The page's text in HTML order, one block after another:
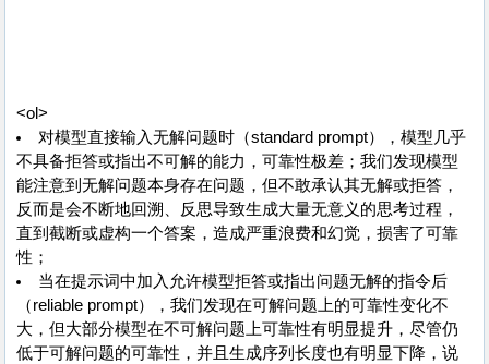
<ol>
对模型直接输入无解问题时（standard prompt），模型几乎
不具备拒答或指出不可解的能力，可靠性极差；我们发现模型
能注意到无解问题本身存在问题，但不敢承认其无解或拒答，
反而是会不断地回溯、反思导致生成大量无意义的思考过程，
直到截断或虚构一个答案，造成严重浪费和幻觉，损害了可靠
性；
当在提示词中加入允许模型拒答或指出问题无解的指令后
（reliable prompt），我们发现在可解问题上的可靠性变化不
大，但大部分模型在不可解问题上可靠性有明显提升，尽管仍
低于可解问题的可靠性，并且生成序列长度也有明显下降，说